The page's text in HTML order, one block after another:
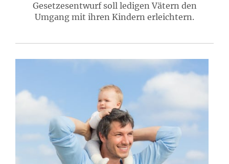
Gesetzesentwurf soll ledigen Vätern den
Umgang mit ihren Kindern erleichtern.